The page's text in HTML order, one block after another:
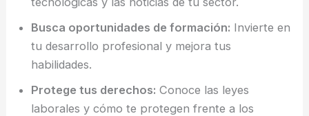
Busca oportunidades de formación: Invierte en
tu desarrollo profesional y mejora tus
habilidades.
Protege tus derechos: Conoce las leyes
laborales y cómo te protegen frente a los